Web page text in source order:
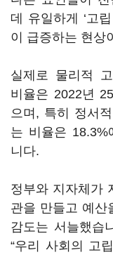
데 유일하게 ‘고
이 급증하는 현상
실제로 물리적
비율은 2022년
으며, 특히 정서
는 비율은 18.3%
니다.
정부와 지자체가
관을 만들고 예산
감도는 서늘했습
“우리 사회의 고